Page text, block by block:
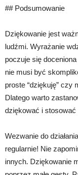
## Podsumowanie
Dziękowanie jest
ludźmi. Wyrażanie
poczuje się
nie musi być
proste “dziękuję” czy
Dlatego warto
dziękować i
Wezwanie do
regularnie! Nie
innych. Dziękowanie